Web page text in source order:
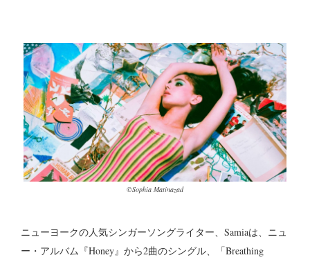
©Sophia Matinazad
ニューヨークの人気シンガーソングライター、Samiaは、ニュ
ー・アルバム『Honey』から2曲のシングル、「Breathing